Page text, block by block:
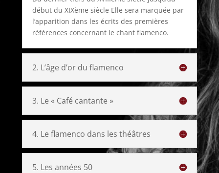
début du XIXème siècle Elle sera marquée par
l’apparition dans les écrits des premières
références concernant le chant flamenco.
2. L’âge d’or du flamenco
3. Le « Café cantante »
4. Le flamenco dans les théâtres
5. Les années 50